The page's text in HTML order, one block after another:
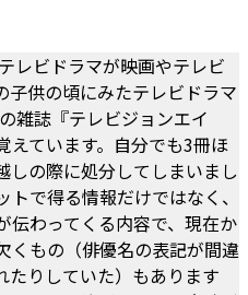
レビドラマが映画やテレビ
子供の頃にみたテレビドラマ
雑誌『テレビジョンエイ
えています。自分でも3冊ほ
しの際に処分してしまいまし
で得る情報だけではなく、
伝わってくる内容で、現在か
くもの（俳優名の表記が間違
たりしていた）もあります